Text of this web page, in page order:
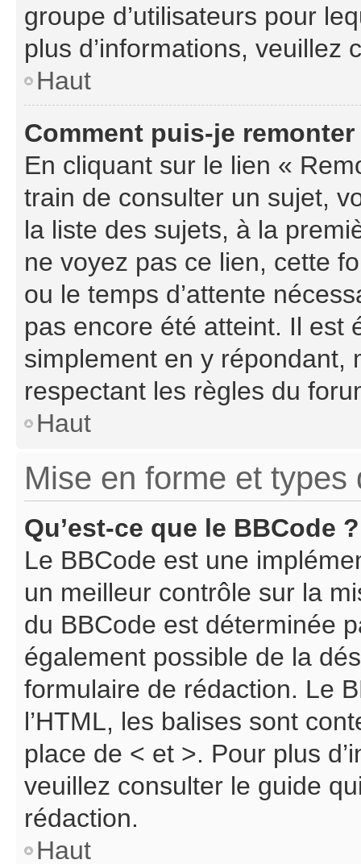
groupe d’utilisateurs pour
plus d’informations,
Haut
Comment puis-je
En cliquant sur le lien «
train de consulter un sujet,
la liste des sujets, à la
ne voyez pas ce lien, cette
ou le temps d’attente
pas encore été atteint. Il est
simplement en y répondant,
respectant les règles du
Haut
Mise en forme et types
Qu’est-ce que le BBCode ?
Le BBCode est une
un meilleur contrôle sur la
du BBCode est déterminée
également possible de la
formulaire de rédaction. Le
l’HTML, les balises sont
place de < et >. Pour plus
veuillez consulter le guide
rédaction.
Haut